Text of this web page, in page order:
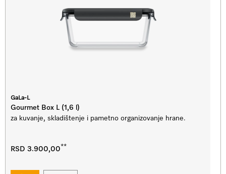
GaLa-L
Gourmet Box L (1,6 l)
za kuvanje, skladištenje i pametno organizovanje hrane.
RSD 3.900,00**